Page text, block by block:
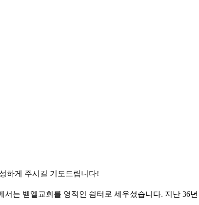
하게 주시길 기도드립니다!
는 벧엘교회를 영적인 쉼터로 세우셨습니다. 지난 36